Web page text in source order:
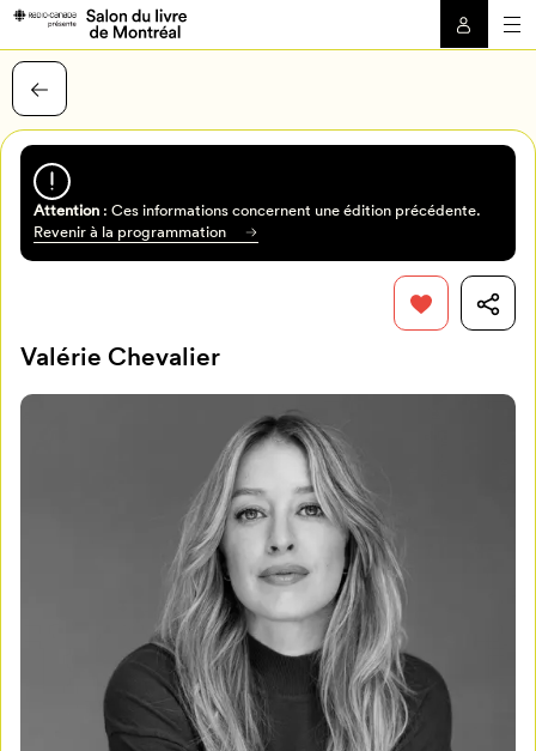
Attention: Ces informations concernent une édition précédente.
Revenir à la programmation
Valérie Chevalier